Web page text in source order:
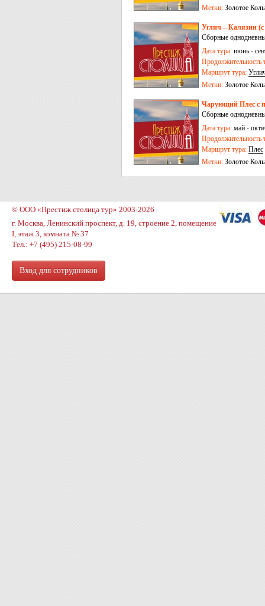
Метки: Золотое
Углич – Калязин
Сборные
Дата тура: июнь -
Продолжительность
Маршрут тура:
Метки: Золотое
Чарующий Плес с
Сборные
Дата тура: май -
Продолжительность
Маршрут тура: Плес
Метки: Золотое
© ООО «Престиж столица тур» 2003-2026
г. Москва, Ленинский проспект, д. 19, строение 2, помещение
I, этаж 3, комната № 37
Тел.: +7 (495) 215-08-99
Вход для сотрудников